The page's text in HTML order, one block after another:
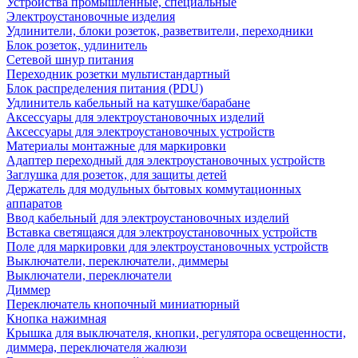
Электроустановочные изделия
Удлинители, блоки розеток, разветвители, переходники
Блок розеток, удлинитель
Сетевой шнур питания
Переходник розетки мультистандартный
Блок распределения питания (PDU)
Удлинитель кабельный на катушке/барабане
Аксессуары для электроустановочных изделий
Аксессуары для электроустановочных устройств
Материалы монтажные для маркировки
Адаптер переходный для электроустановочных устройств
Заглушка для розеток, для защиты детей
Держатель для модульных бытовых коммутационных
аппаратов
Ввод кабельный для электроустановочных изделий
Вставка светящаяся для электроустановочных устройств
Поле для маркировки для электроустановочных устройств
Выключатели, переключатели, диммеры
Выключатели, переключатели
Диммер
Переключатель кнопочный миниатюрный
Кнопка нажимная
Крышка для выключателя, кнопки, регулятора освещенности,
диммера, переключателя жалюзи